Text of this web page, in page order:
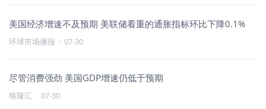
美国经济增速不及预期 美联储看重的通胀指标环比下降0.1%
环球市场播报 · 07-30
尽管消费强劲 美国GDP增速仍低于预期
格隆汇 · 07-30